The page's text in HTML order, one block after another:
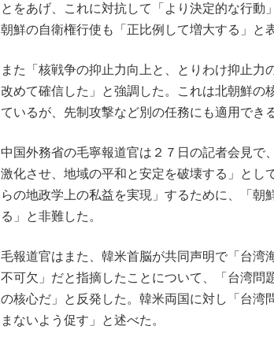
とをあげ、これに対抗して「より決定的な行
朝鮮の自衛権行使も「正比例して増大する」と
また「核戦争の抑止力向上と、とりわけ抑止
改めて確信した」と強調した。これは北朝鮮の
ているが、先制攻撃など別の任務にも適用でき
中国外務省の毛寧報道官は２７日の記者会見で
激化させ、地域の平和と安定を破壊する」とし
らの地政学上の私益を実現」するために、「
る」と非難した。
毛報道官はまた、韓米首脳が共同声明で「台湾
不可欠」だと指摘したことについて、「台湾問
の核心だ」と反発した。韓米両国に対し「台湾
まないよう促す」と述べた。